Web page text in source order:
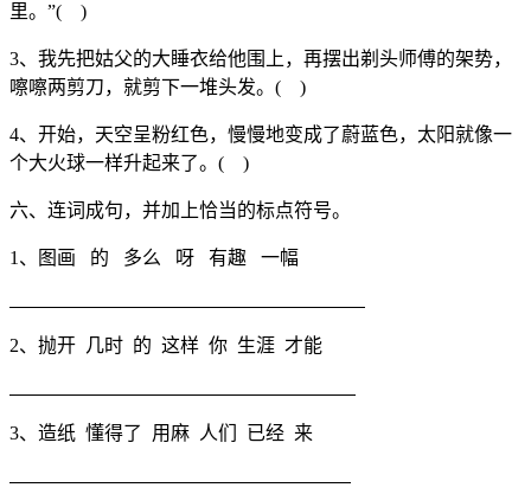
里。”( )
3、我先把姑父的大睡衣给他围上，再摆出剃头师傅的架势，
嚓嚓两剪刀，就剪下一堆头发。( )
4、开始，天空呈粉红色，慢慢地变成了蔚蓝色，太阳就像一
个大火球一样升起来了。( )
六、连词成句，并加上恰当的标点符号。
1、图画 的 多么 呀 有趣 一幅
2、抛开 几时 的 这样 你 生涯 才能
3、造纸 懂得了 用麻 人们 已经 来